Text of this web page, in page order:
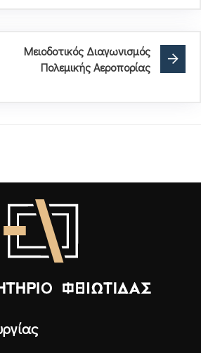
Μειοδοτικός Διαγωνισμός
Πολεμικής Αεροπορίας